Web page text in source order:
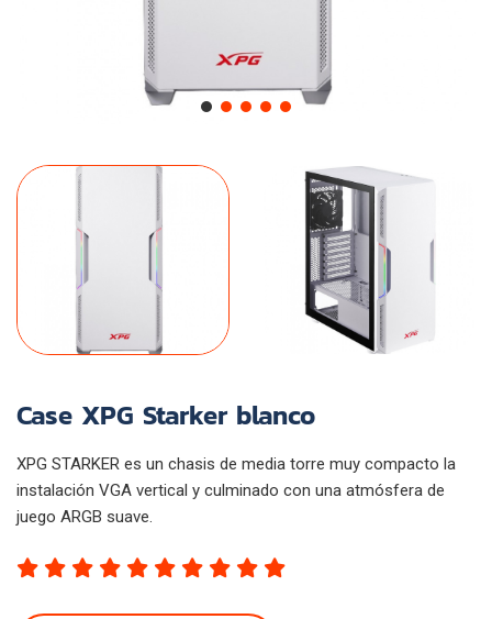
Case XPG Starker blanco
XPG STARKER es un chasis de media torre muy compacto la
instalación VGA vertical y culminado con una atmósfera de
juego ARGB suave.